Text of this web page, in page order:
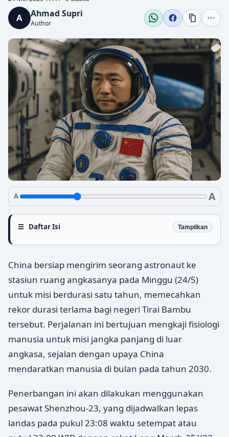
A Ahmad Supri
Author
A A
Daftar Isi Tampilkan
China bersiap mengirim seorang astronaut ke
stasiun ruang angkasanya pada Minggu (24/5)
untuk misi berdurasi satu tahun, memecahkan
rekor durasi terlama bagi negeri Tirai Bambu
tersebut. Perjalanan ini bertujuan mengkaji fisiologi
manusia untuk misi jangka panjang di luar
angkasa, sejalan dengan upaya China
mendaratkan manusia di bulan pada tahun 2030.
Penerbangan ini akan dilakukan menggunakan
pesawat Shenzhou-23, yang dijadwalkan lepas
landas pada pukul 23:08 waktu setempat atau